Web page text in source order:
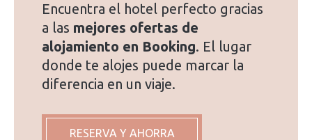
Encuentra el hotel perfecto gracias
a las mejores ofertas de
alojamiento en Booking. El lugar
donde te alojes puede marcar la
diferencia en un viaje.
RESERVA Y AHORRA